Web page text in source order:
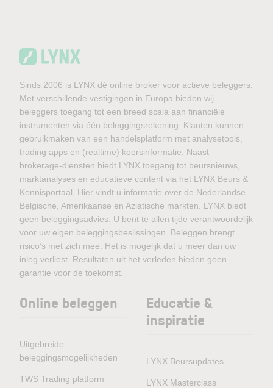
Sinds 2006 is LYNX dé online broker voor actieve beleggers.
Met verschillende vestigingen in Europa bieden wij
beleggers toegang tot een breed scala aan financiële
instrumenten via één beleggingsrekening. Klanten kunnen
gebruikmaken van een handelsplatform met analysetools,
trading apps en (realtime) koersinformatie. Naast
brokerage-diensten biedt LYNX toegang tot beursnieuws,
marktanalyses en educatieve content via het LYNX Beurs &
Kennisportaal. Hier vindt u informatie over de Nederlandse,
Belgische, Amerikaanse en Aziatische markten. LYNX biedt
geen beleggingsadvies. U bent te allen tijde verantwoordelijk
voor uw eigen beleggingsbeslissingen. Beleggen brengt
risico’s met zich mee. Het is mogelijk dat u meer dan uw
inleg verliest. Resultaten uit het verleden bieden geen
garantie voor de toekomst.
Online beleggen
Uitgebreide
beleggingsmogelijkheden
TWS Trading platform
Educatie &
inspiratie
LYNX Beursupdates
LYNX Masterclass